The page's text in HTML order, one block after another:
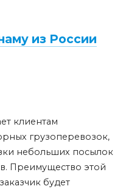
из России
клиентам
грузоперевозок,
небольших посылок
Преимущество этой
будет